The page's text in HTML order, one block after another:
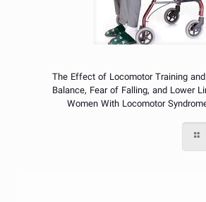
The Effect of Locomotor Training
Balance, Fear of Falling, and Lower
Women With Locomotor